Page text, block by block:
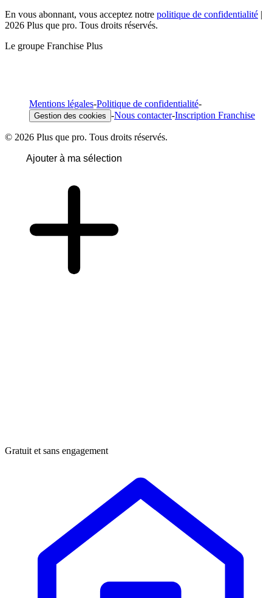
En vous abonnant, vous acceptez notre politique de confidentialité |
2026 Plus que pro. Tous droits réservés.
Le groupe Franchise Plus
Mentions légales-Politique de confidentialité-
Gestion des cookies -Nous contacter-Inscription Franchise
© 2026 Plus que pro. Tous droits réservés.
Ajouter à ma sélection
Gratuit et sans engagement